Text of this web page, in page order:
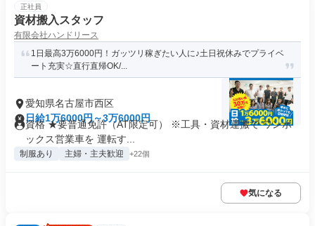
正社員
資材搬入スタッフ
有限会社ハンドリース
1日最高3万6000円！ガッツリ稼ぎたい人に♪土日祝休みでプライベ
ート充実☆直行直帰OK/...
愛知県名古屋市西区
日給1万6000円～3万6000円
資格 ★要普通免許（AT限定可） ※工具・資材運搬で ワンボ
ックス営業車を 運転す...
制服あり 主婦・主夫歓迎 +22個
気になる